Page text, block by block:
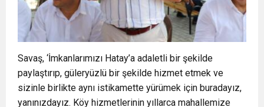
Savaş, ‘İmkanlarımızı Hatay’a adaletli bir şekilde
paylaştırıp, güleryüzlü bir şekilde hizmet etmek ve
sizinle birlikte aynı istikamette yürümek için buradayız,
yanınızdayız. Köy hizmetlerinin yıllarca mahallemize